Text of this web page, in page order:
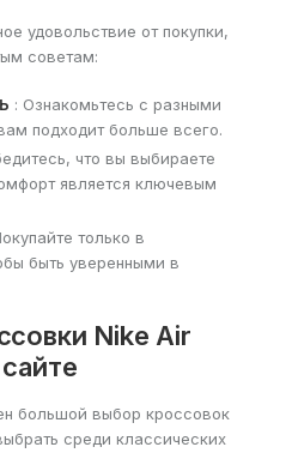
удовольствие от покупки,
советам:
: Ознакомьтесь с разными
подходит больше всего.
что вы выбираете
является ключевым
только в
быть уверенными в
Nike Air
большой выбор кроссовок
среди классических